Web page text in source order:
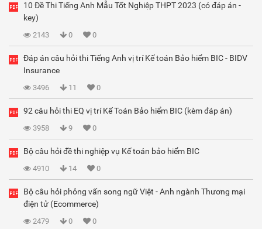
10 Đề Thi Tiếng Anh Mẫu Tốt Nghiệp THPT 2023 (có đáp án -
key)
2143 0 0
Đáp án câu hỏi thi Tiếng Anh vị trí Kế toán Bảo hiểm BIC - BIDV
Insurance
3496 11 0
92 câu hỏi thi EQ vị trí Kế Toán Bảo hiểm BIC (kèm đáp án)
3958 9 0
Bộ câu hỏi đề thi nghiệp vụ Kế toán bảo hiểm BIC
4910 14 0
Bộ câu hỏi phỏng vấn song ngữ Việt - Anh ngành Thương mại
điện tử (Ecommerce)
2479 0 0